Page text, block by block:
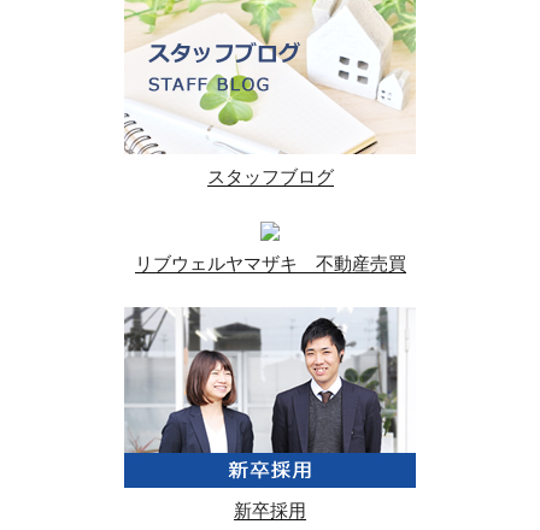
スタッフブログ
リブウェルヤマザキ 不動産売買
新卒採用